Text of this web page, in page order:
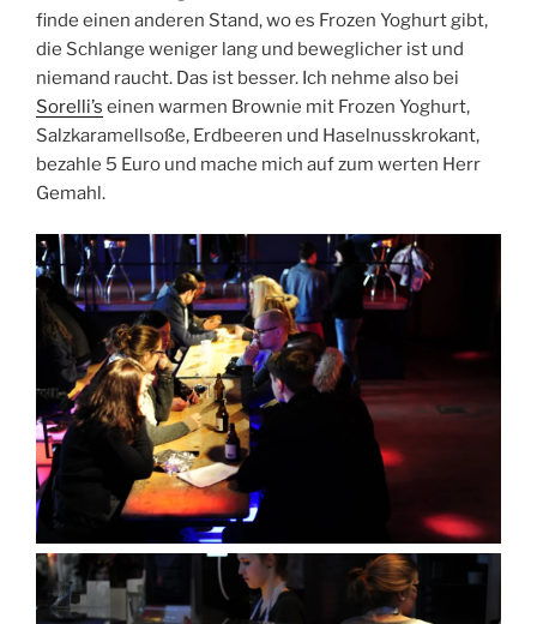
finde einen anderen Stand, wo es Frozen Yoghurt gibt,
die Schlange weniger lang und beweglicher ist und
niemand raucht. Das ist besser. Ich nehme also bei
Sorelli’s einen warmen Brownie mit Frozen Yoghurt,
Salzkaramellsoße, Erdbeeren und Haselnusskrokant,
bezahle 5 Euro und mache mich auf zum werten Herr
Gemahl.